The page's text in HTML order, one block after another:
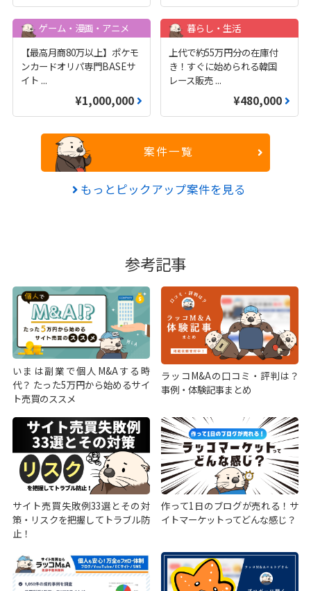
ゲーム・漫画・アニメ
【最高月商80万以上】ポケモ
ンカードオリパ専門BASEサ
イト ...
¥1,000,000
暮らし・生活
上代で約55万円分の在庫付
き！すぐに始められる韓国
レース販売 ...
¥480,000
案件一覧
もっとピックアップ案件を見る
参考記事
いまは副業で個人M&Aする時
代？ たった5万円から始めるサイ
ト売買のススメ
ラッコM&Aの口コミ・評判は？
事例・体験記事まとめ
サイト売買失敗例33選とその対
策・リスクを把握してトラブル防
止！
作って1日のブログが売れる！サ
イトマーケットってどんな感じ？